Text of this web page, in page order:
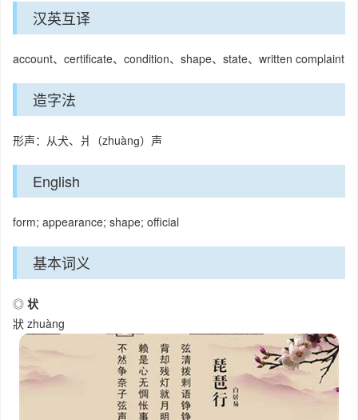
汉英互译
account、certificate、condition、shape、state、written complaint
造字法
形声：从犬、爿（zhuànɡ）声
English
form; appearance; shape; official
基本词义
◎ 状
狀 zhuàng